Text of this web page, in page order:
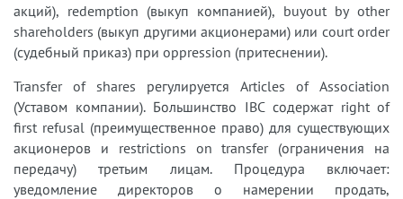
акций), redemption (выкуп компанией), buyout by other
shareholders (выкуп другими акционерами) или court order
(судебный приказ) при oppression (притеснении).
Transfer of shares регулируется Articles of Association
(Уставом компании). Большинство IBC содержат right of
first refusal (преимущественное право) для существующих
акционеров и restrictions on transfer (ограничения на
передачу) третьим лицам. Процедура включает:
уведомление директоров о намерении продать,